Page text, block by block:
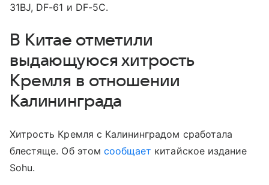
31BJ, DF-61 и DF-5C.
В Китае отметили
выдающуюся хитрость
Кремля в отношении
Калининграда
Хитрость Кремля с Калининградом сработала
блестяще. Об этом сообщает китайское издание
Sohu.